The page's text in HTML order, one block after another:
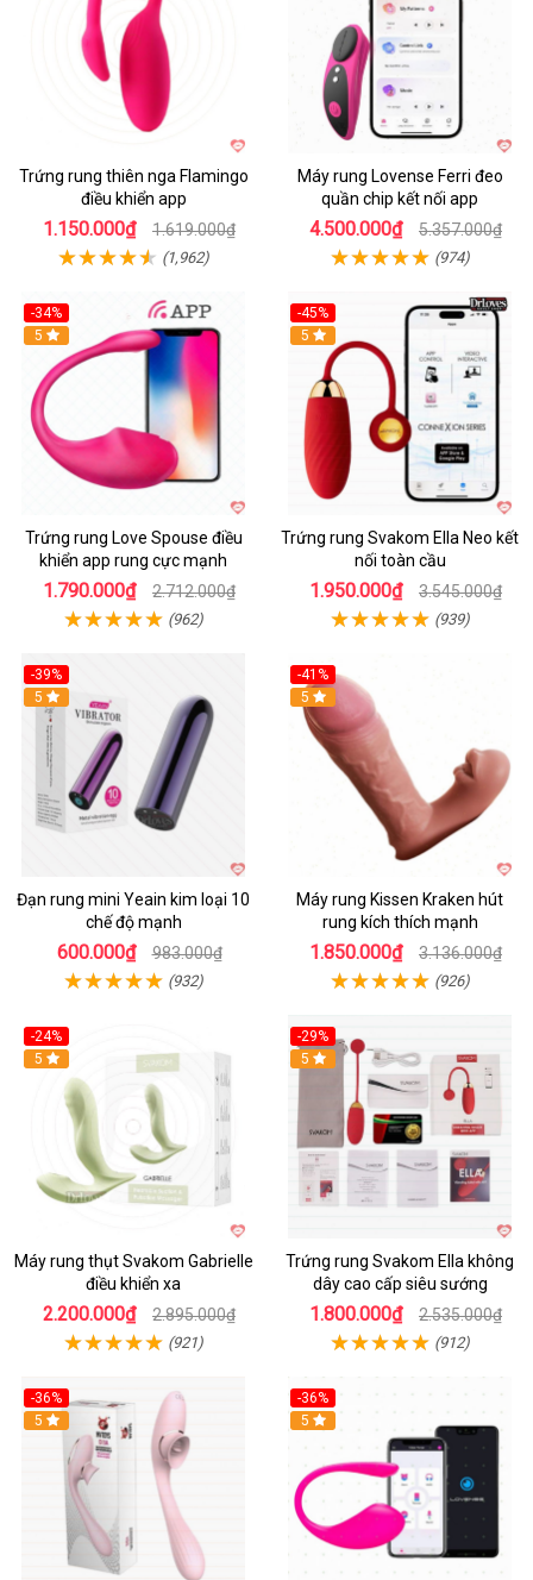
Trứng rung thiên nga Flamingo
điều khiển app
1.150.000₫ 1.619.000₫
(1,962)
Máy rung Lovense Ferri đeo
quần chip kết nối app
4.500.000₫ 5.357.000₫
(974)
-34%
5
Trứng rung Love Spouse điều
khiển app rung cực mạnh
1.790.000₫ 2.712.000₫
(962)
-45%
Hot
5
Trứng rung Svakom Ella Neo kết
nối toàn cầu
1.950.000₫ 3.545.000₫
(939)
-39%
Hot
5
Đạn rung mini Yeain kim loại 10
chế độ mạnh
600.000₫ 983.000₫
(932)
-41%
Hot
5
Máy rung Kissen Kraken hút
rung kích thích mạnh
1.850.000₫ 3.136.000₫
(926)
-24%
Hot
5
Máy rung thụt Svakom Gabrielle
điều khiển xa
2.200.000₫ 2.895.000₫
(921)
-29%
5
Trứng rung Svakom Ella không
dây cao cấp siêu sướng
1.800.000₫ 2.535.000₫
(912)
-36%
5
-36%
Hot
5